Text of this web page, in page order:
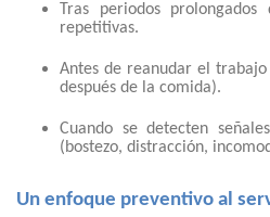
Tras periodos
repetitivas.
Antes de reanudar el
después de la comida).
Cuando se detecten
(bostezo, distracción,
Un enfoque preventivo al